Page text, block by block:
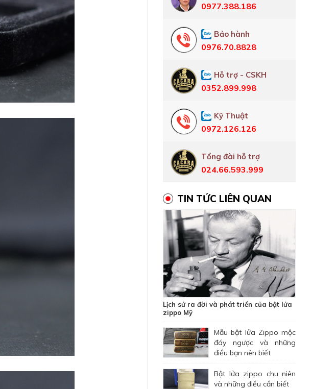
0977.388.186
Bảo hành
0976.70.8828
Hỗ trợ - CSKH
0352.899.998
Kỹ Thuật
0972.126.126
Tổng đài hỗ trợ
024.66.593.999
TIN TỨC LIÊN QUAN
Lịch sử ra đời và phát triển của bật lửa
zippo Mỹ
Mẫu bật lửa Zippo mộc
đáy ngược và những
điều bạn nên biết
Bật lửa zippo chu niên
và những điều cần biết